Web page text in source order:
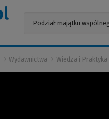
Wydawnictwa Wiedza i Praktyka